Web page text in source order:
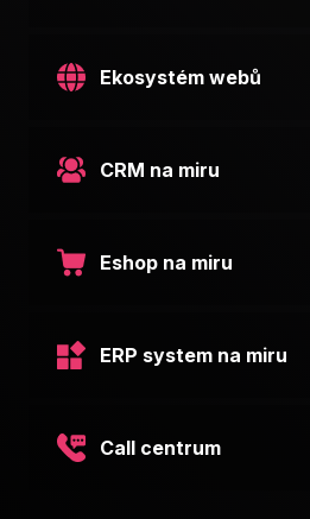
Ekosystém webů
CRM na miru
Eshop na miru
ERP system na miru
Call centrum